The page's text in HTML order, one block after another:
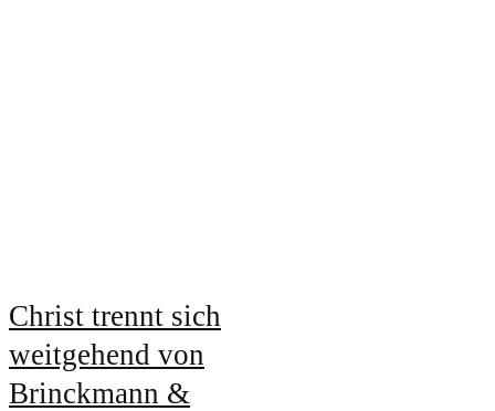
Christ trennt sich
weitgehend von
Brinckmann &